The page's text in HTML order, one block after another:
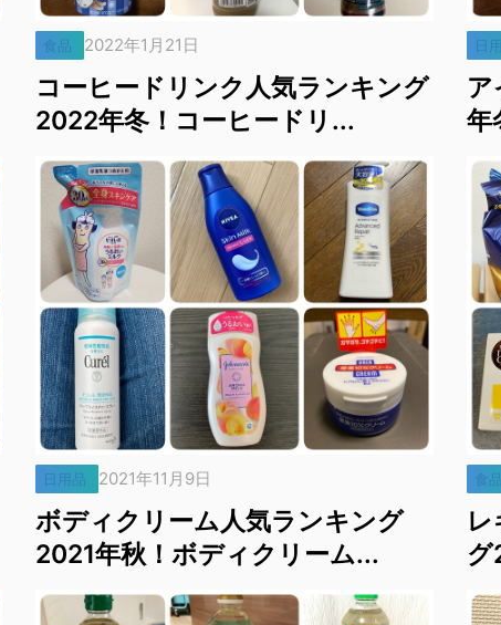
食品 2022年1月21日
コーヒードリンク人気ランキング
2022年冬！コーヒードリ...
日
ア
年
日用品 2021年11月9日
ボディクリーム人気ランキング
2021年秋！ボディクリーム...
食品
グ